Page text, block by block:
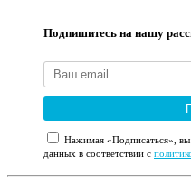
Подпишитесь на нашу
Нажимая «Подписаться», вы
данных в соответствии с